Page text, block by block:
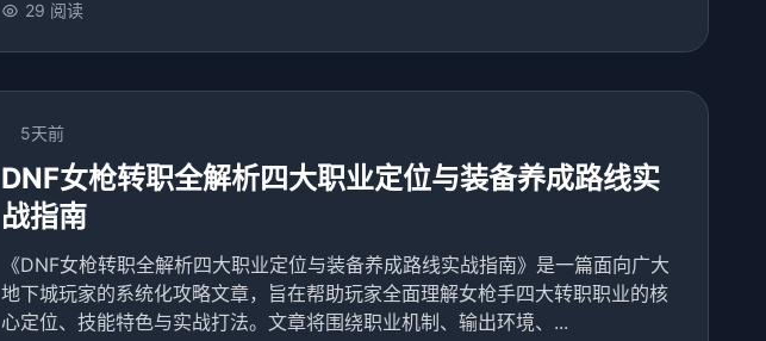
29 阅读
5天前
DNF女枪转职全解析四大职业定位与装备养成路线实
战指南
《DNF女枪转职全解析四大职业定位与装备养成路线实战指南》是一篇面向广大
地下城玩家的系统化攻略文章，旨在帮助玩家全面理解女枪手四大转职职业的核
心定位、技能特色与实战打法。文章将围绕职业机制、输出环境、...